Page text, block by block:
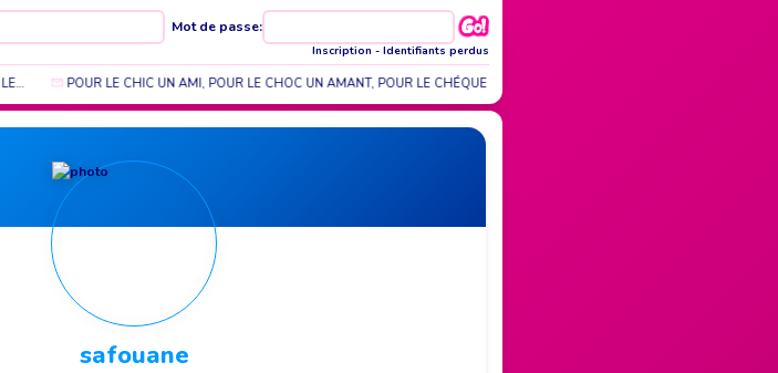
Mot de passe:
Inscription - Identifiants perdus
POUR LE CHIC UN AMI, POUR LE CHOC UN AMANT, POUR LE CHÉQUE UN MARI
safouane